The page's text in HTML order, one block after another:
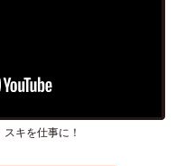
キを仕事に！